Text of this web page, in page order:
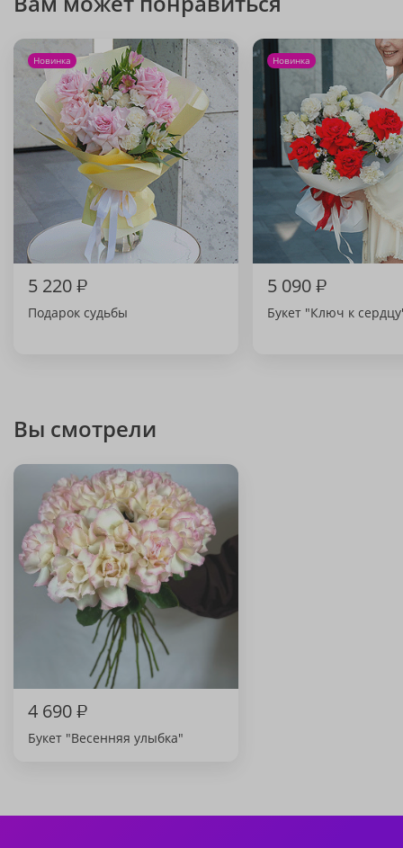
Новинка
5 220₽
Подарок судьбы
Новинка
5 090₽
Букет "Ключ к
Вы смотрели
4 690₽
Букет "Весенняя улыбка"